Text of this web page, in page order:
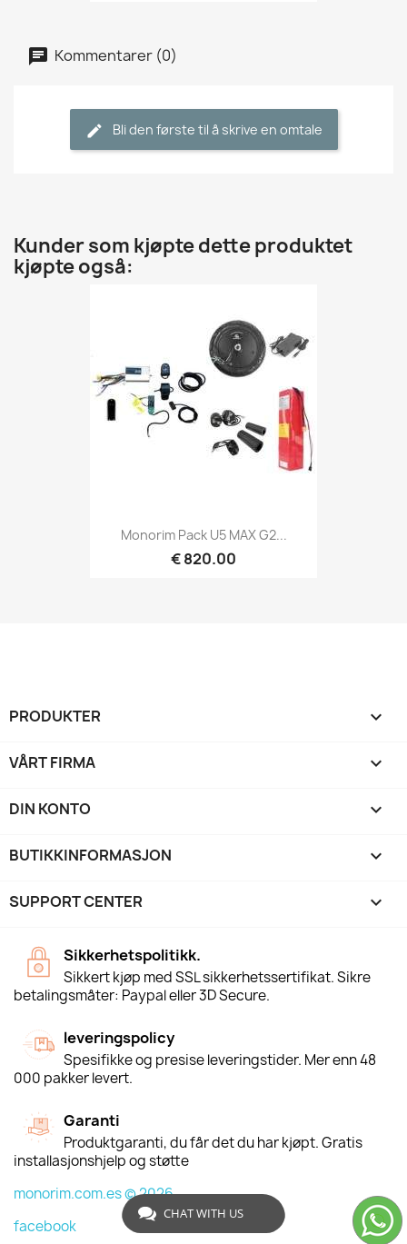
Kommentarer (0)
Bli den første til å skrive en omtale
Kunder som kjøpte dette produktet
kjøpte også:
Monorim Pack U5 MAX G2...
€ 820.00
PRODUKTER 
VÅRT FIRMA 
DIN KONTO 
BUTIKKINFORMASJON keyboard_arrow_down
SUPPORT CENTER 
Sikkerhetspolitikk.
Sikkert kjøp med SSL sikkerhetssertifikat. Sikre
betalingsmåter: Paypal eller 3D Secure.
leveringspolicy
Spesifikke og presise leveringstider. Mer enn 48
000 pakker levert.
Garanti
Produktgaranti, du får det du har kjøpt. Gratis
installasjonshjelp og støtte
monorim.com.es © 2026
facebook
CHAT WITH US